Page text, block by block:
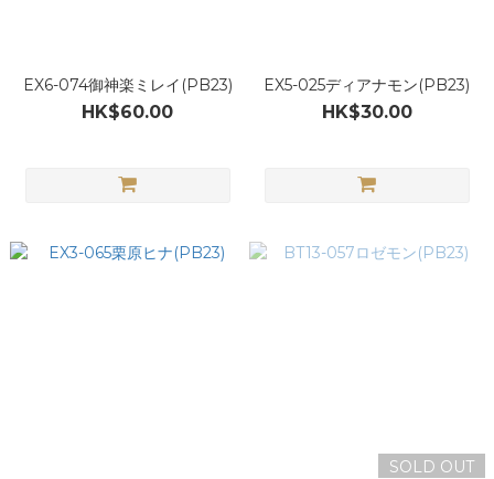
EX6-074御神楽ミレイ(PB23)
HK$60.00
EX5-025ディアナモン(PB23)
HK$30.00
SOLD OUT